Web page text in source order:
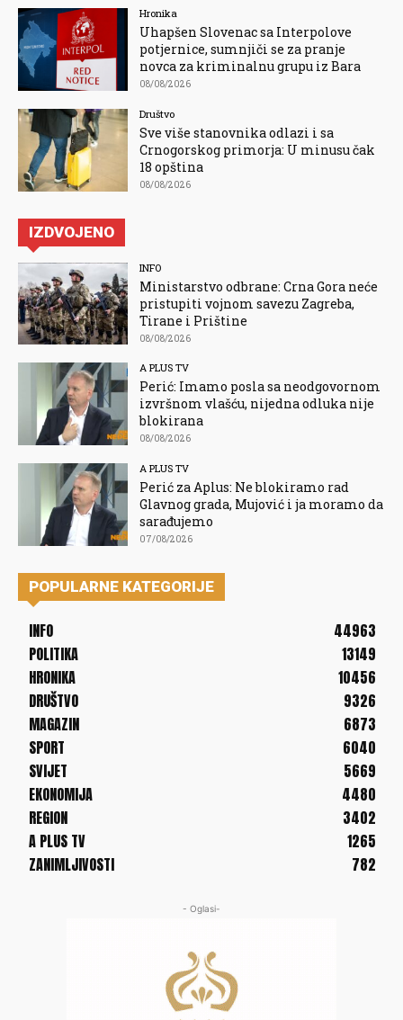
Hronika
Uhapšen Slovenac sa Interpolove
potjernice, sumnjiči se za pranje
novca za kriminalnu grupu iz Bara
08/08/2026
Društvo
Sve više stanovnika odlazi i sa
Crnogorskog primorja: U minusu čak
18 opština
08/08/2026
IZDVOJENO
INFO
Ministarstvo odbrane: Crna Gora neće
pristupiti vojnom savezu Zagreba,
Tirane i Prištine
08/08/2026
A PLUS TV
Perić: Imamo posla sa neodgovornom
izvršnom vlašću, nijedna odluka nije
blokirana
08/08/2026
A PLUS TV
Perić za Aplus: Ne blokiramo rad
Glavnog grada, Mujović i ja moramo da
sarađujemo
07/08/2026
POPULARNE KATEGORIJE
INFO
44963
POLITIKA
13149
HRONIKA
10456
DRUŠTVO
9326
MAGAZIN
6873
SPORT
6040
SVIJET
5669
EKONOMIJA
4480
REGION
3402
A PLUS TV
1265
ZANIMLJIVOSTI
782
- Oglasi-